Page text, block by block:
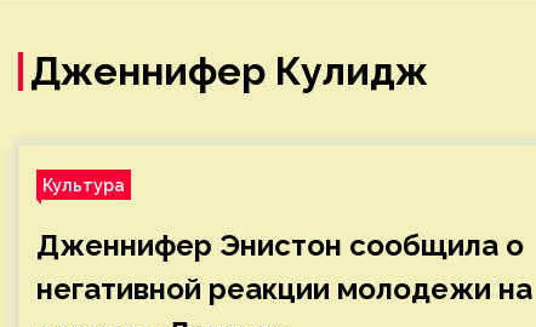
Дженнифер Кулидж
Культура
Дженнифер Энистон сообщила о
негативной реакции молодежи на